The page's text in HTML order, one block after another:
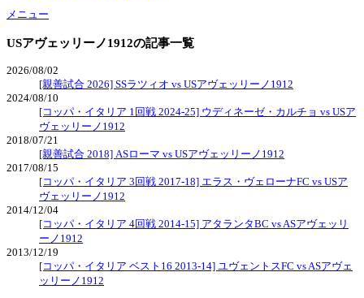
メニュー
USアヴェッリーノ1912の記事一覧
2026/08/02
[親善試合 2026] SSラツィオ vs USアヴェッリーノ1912
2024/08/10
[コッパ・イタリア 1回戦 2024-25] ウディネーゼ・カルチョ vs USア
ヴェッリーノ1912
2018/07/21
[親善試合 2018] ASローマ vs USアヴェッリーノ1912
2017/08/15
[コッパ・イタリア 3回戦 2017-18] エラス・ヴェローナFC vs USア
ヴェッリーノ1912
2014/12/04
[コッパ・イタリア 4回戦 2014-15] アタランタBC vs ASアヴェッリ
ーノ1912
2013/12/19
[コッパ・イタリア ベスト16 2013-14] ユヴェントスFC vs ASアヴェ
ッリーノ1912